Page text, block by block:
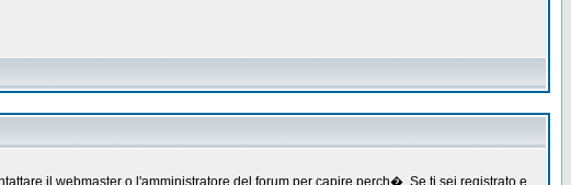
il webmaster o l'amministratore del forum per capire perch�. Se ti sei registrato e